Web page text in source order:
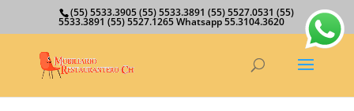
(55) 5533.3905 (55) 5533.3891 (55) 5527.0531 (55)
5533.3891 (55) 5527.1265 Whatsapp 55.3104.3620